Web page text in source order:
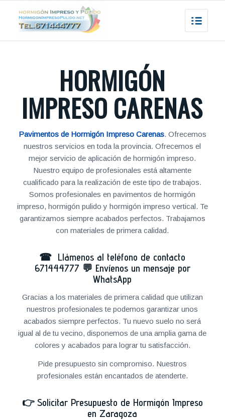
HORMIGÓN
IMPRESO CARENAS
Pavimentos de Hormigón Impreso Carenas. Ofrecemos
nuestros servicios en toda la provincia. Ofrecemos el
mejor servicio de aplicación de hormigón impreso.
Nuestro equipo de profesionales está altamente
cualificado para la realización de este tipo de trabajos.
Somos profesionales en pavimentos de hormigón
impreso, hormigón pulido y hormigón impreso vertical. Te
garantizamos siempre acabados perfectos. Trabajamos
con materiales de primera calidad.
☎ Llámenos al teléfono de contacto
671444777 💬 Envíenos un mensaje por
WhatsApp
Gracias a los materiales de primera calidad que utilizan
nuestros profesionales te podemos garantizar unos
acabados siempre perfectos. Tu nuevo suelo no será
igual al de tu vecino, disponemos de una amplia gama de
colores y acabados para lograr tu satisfacción.
Pide presupuesto sin compromiso. Nuestros
profesionales están encantados de atenderte.
👉 Solicitar Presupuesto de Hormigón Impreso
en Zaragoza